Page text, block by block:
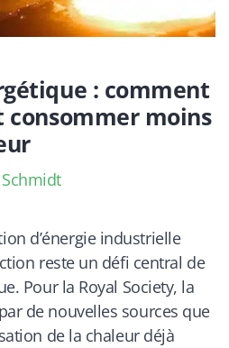
: comment
consommer moins
d’énergie industrielle
reste un défi central de
Pour la Royal Society, la
de nouvelles sources que
de la chaleur déjà